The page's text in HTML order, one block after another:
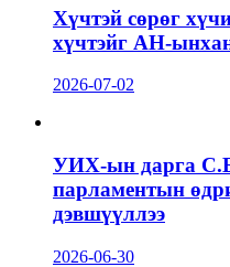
Хүчтэй сөрөг
хүчтэйг АН-
2026-07-02
УИХ-ын дарга
парламентын
дэвшүүллээ
2026-06-30